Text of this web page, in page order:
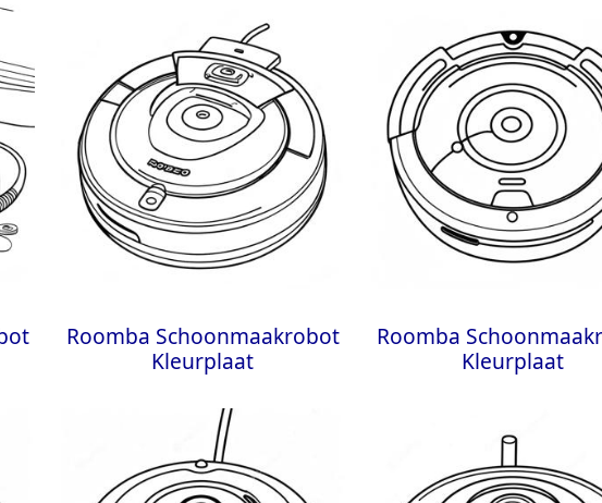
Roomba Schoonmaakrobot
Kleurplaat
Roomba
Kleurplaat